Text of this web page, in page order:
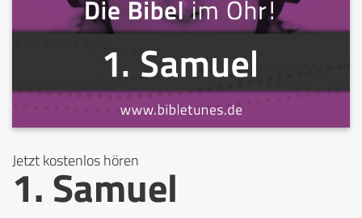
Jetzt kostenlos hören
1. Samuel